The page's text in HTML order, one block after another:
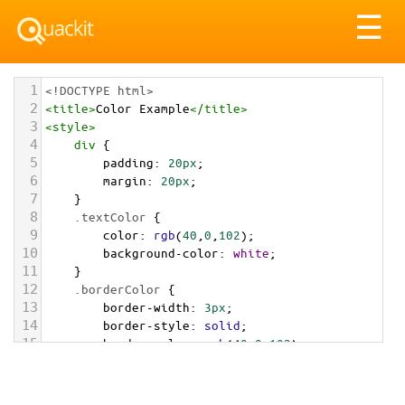
☰
1 <!DOCTYPE html>
2 <title>Color Example</title>
3 <style>
4 div {
5 padding: 20px;
6 margin: 20px;
7 }
8 .textColor {
9 color: rgb(40 0 102);
10 background-color: white;
11 }
12 .borderColor {
13 border-width: 3px;
14 border-style: solid;
15 border-color: rgb(40,0,102);